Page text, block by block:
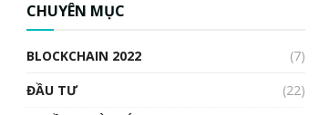
uptrend trong năm 2023? |
CHUYÊN MỤC
BLOCKCHAIN 2022
(7)
ĐẦU TƯ
(22)